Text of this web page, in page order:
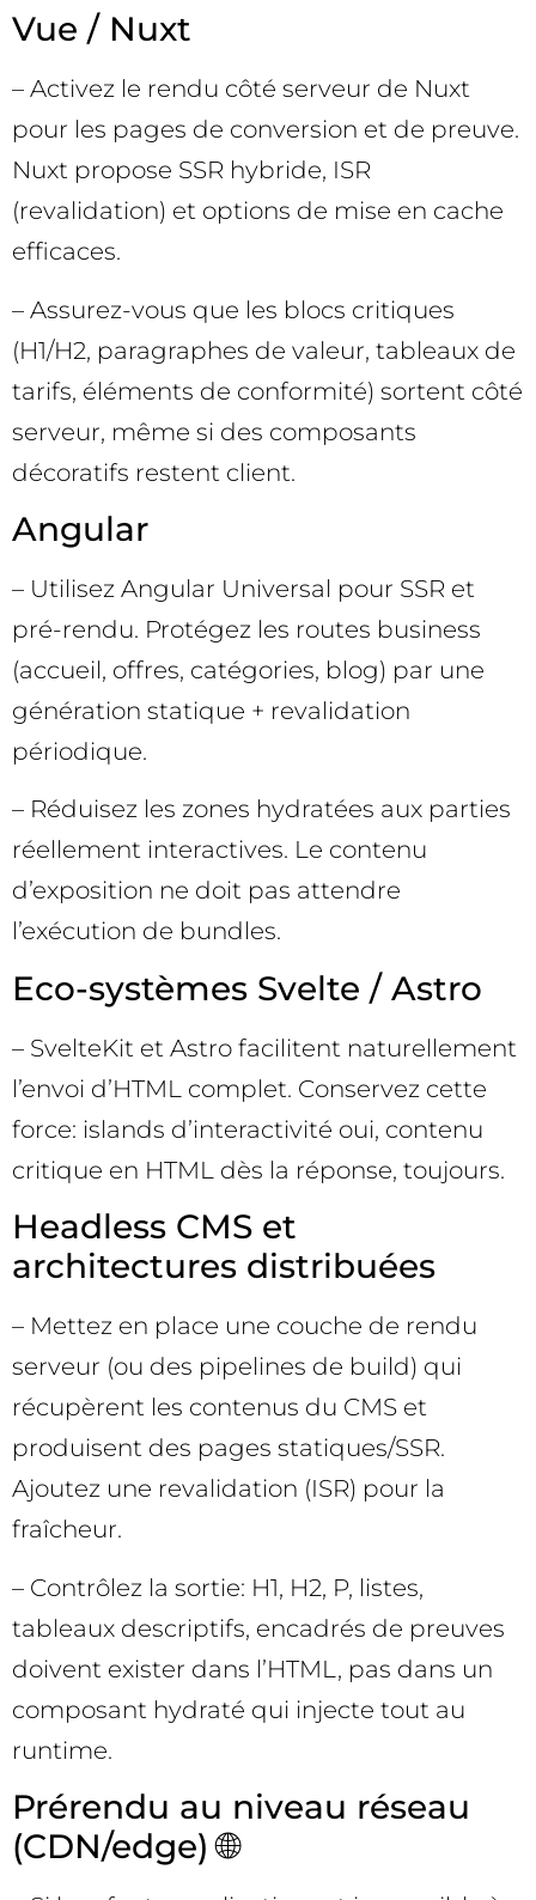
Vue / Nuxt
– Activez le rendu côté serveur de Nuxt
pour les pages de conversion et de preuve.
Nuxt propose SSR hybride, ISR
(revalidation) et options de mise en cache
efficaces.
– Assurez-vous que les blocs critiques
(H1/H2, paragraphes de valeur, tableaux de
tarifs, éléments de conformité) sortent côté
serveur, même si des composants
décoratifs restent client.
Angular
– Utilisez Angular Universal pour SSR et
pré-rendu. Protégez les routes business
(accueil, offres, catégories, blog) par une
génération statique + revalidation
périodique.
– Réduisez les zones hydratées aux parties
réellement interactives. Le contenu
d’exposition ne doit pas attendre
l’exécution de bundles.
Eco-systèmes Svelte / Astro
– SvelteKit et Astro facilitent naturellement
l’envoi d’HTML complet. Conservez cette
force: islands d’interactivité oui, contenu
critique en HTML dès la réponse, toujours.
Headless CMS et
architectures distribuées
– Mettez en place une couche de rendu
serveur (ou des pipelines de build) qui
récupèrent les contenus du CMS et
produisent des pages statiques/SSR.
Ajoutez une revalidation (ISR) pour la
fraîcheur.
– Contrôlez la sortie: H1, H2, P, listes,
tableaux descriptifs, encadrés de preuves
doivent exister dans l’HTML, pas dans un
composant hydraté qui injecte tout au
runtime.
Prérendu au niveau réseau
(CDN/edge) 🌐